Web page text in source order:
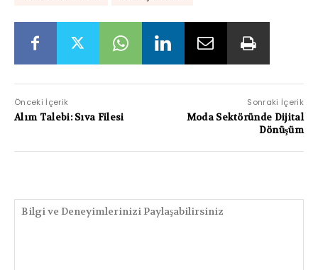
Önceki İçerik
Alım Talebi: Sıva Filesi
Sonraki İçerik
Moda Sektöründe Dijital
Dönüşüm